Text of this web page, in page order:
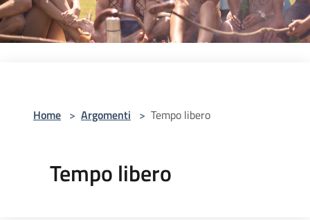
Home > Argomenti > Tempo libero
Tempo libero